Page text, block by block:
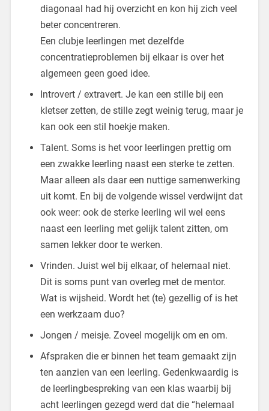
diagonaal had hij overzicht en kon hij zich veel
beter concentreren.
Een clubje leerlingen met dezelfde
concentratieproblemen bij elkaar is over het
algemeen geen goed idee.
Introvert / extravert. Je kan een stille bij een
kletser zetten, de stille zegt weinig terug, maar je
kan ook een stil hoekje maken.
Talent. Soms is het voor leerlingen prettig om
een zwakke leerling naast een sterke te zetten.
Maar alleen als daar een nuttige samenwerking
uit komt. En bij de volgende wissel verdwijnt dat
ook weer: ook de sterke leerling wil wel eens
naast een leerling met gelijk talent zitten, om
samen lekker door te werken.
Vrinden. Juist wel bij elkaar, of helemaal niet.
Dit is soms punt van overleg met de mentor.
Wat is wijsheid. Wordt het (te) gezellig of is het
een werkzaam duo?
Jongen / meisje. Zoveel mogelijk om en om.
Afspraken die er binnen het team gemaakt zijn
ten aanzien van een leerling. Gedenkwaardig is
de leerlingbespreking van een klas waarbij bij
acht leerlingen gezegd werd dat die “helemaal